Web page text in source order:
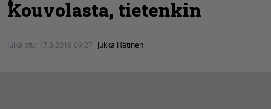
Kouvolasta, tietenkin
Julkaistu: 17.3.2016 09:27 Jukka Hätinen